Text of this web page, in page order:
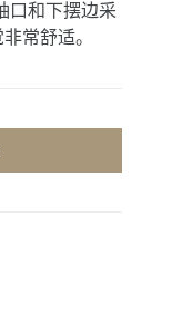
口和下摆边采
常舒适。